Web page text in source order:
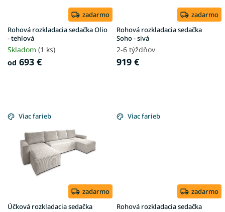
u
k
t
o
zadarmo
Rohová rozkladacia sedačka Olio
- tehlová
Skladom (1 ks)
od 693 €
zadarmo
Rohová rozkladacia sedačka
Soho - sivá
2-6 týždňov
919 €
Viac farieb
zadarmo
Účková rozkladacia sedačka
Viac farieb
zadarmo
Rohová rozkladacia sedačka